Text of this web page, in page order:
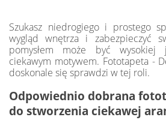
Szukasz niedrogiego i prostego
wygląd wnętrza i zabezpieczyć
pomysłem może być wysokiej
ciekawym motywem. Fototapeta -
doskonale się sprawdzi w tej roli.
Odpowiednio dobrana
do stworzenia ciekawej